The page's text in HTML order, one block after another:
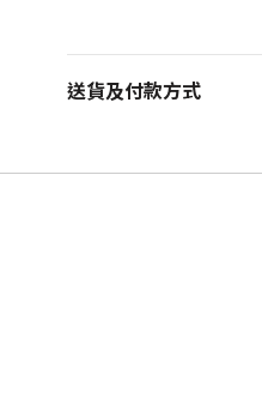
送貨及付款方式